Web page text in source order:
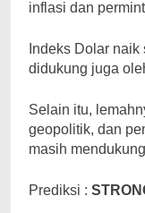
inflasi dan
Indeks Dolar
didukung juga
Selain itu,
geopolitik, dan
masih
Prediksi :